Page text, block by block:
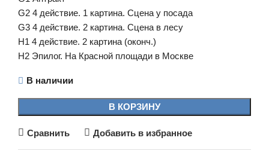
G2 4 действие. 1 картина. Сцена у посада
G3 4 действие. 2 картина. Сцена в лесу
Н1 4 действие. 2 картина (оконч.)
Н2 Эпилог. На Красной площади в Москве
В наличии
В КОРЗИНУ
Сравнить Добавить в избранное